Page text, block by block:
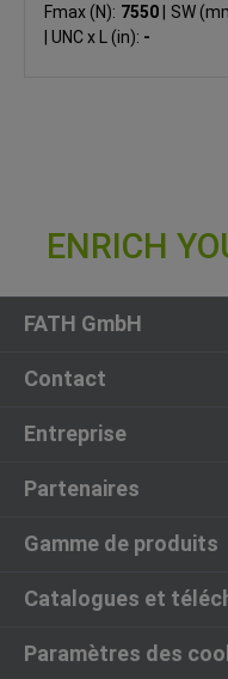
Fmax (N): 7550 SW
UNC x L (in): -
FATH GmbH
Contact
Entreprise
Partenaires
Gamme de produits
Catalogues et
Paramètres des